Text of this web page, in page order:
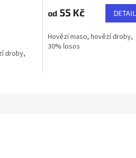
droby,
od 55 Kč DETAIL
Hovězí maso, hovězí droby,
30% losos